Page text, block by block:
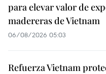
para elevar valor de
madereras de Vietnam
06/08/2026 05:03
Refuerza Vietnam